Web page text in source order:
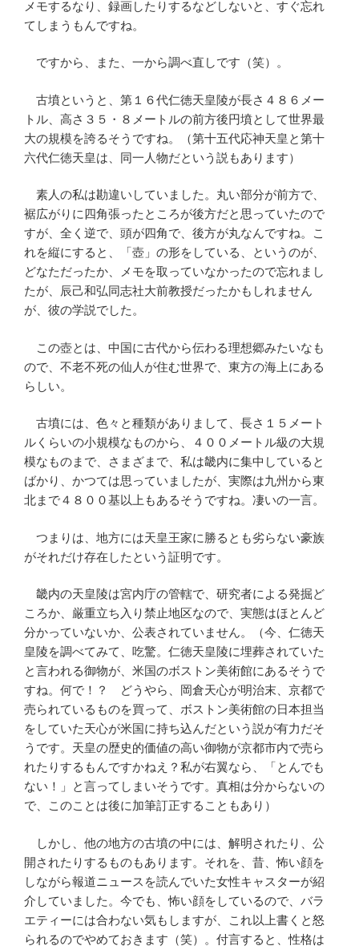
メモするなり、録画したりするなどしないと、すぐ忘れ
てしまうもんですね。
ですから、また、一から調べ直しです（笑）。
古墳というと、第１６代仁徳天皇陵が長さ４８６メー
トル、高さ３５・８メートルの前方後円墳として世界最
大の規模を誇るそうですね。（第十五代応神天皇と第十
六代仁徳天皇は、同一人物だという説もあります）
素人の私は勘違いしていました。丸い部分が前方で、
裾広がりに四角張ったところが後方だと思っていたので
すが、全く逆で、頭が四角で、後方が丸なんですね。こ
れを縦にすると、「壺」の形をしている、というのが、
どなただったか、メモを取っていなかったので忘れまし
たが、辰己和弘同志社大前教授だったかもしれません
が、彼の学説でした。
この壺とは、中国に古代から伝わる理想郷みたいなも
ので、不老不死の仙人が住む世界で、東方の海上にある
らしい。
古墳には、色々と種類がありまして、長さ１５メート
ルくらいの小規模なものから、４００メートル級の大規
模なものまで、さまざまで、私は畿内に集中していると
ばかり、かつては思っていましたが、実際は九州から東
北まで４８００基以上もあるそうですね。凄いの一言。
つまりは、地方には天皇王家に勝るとも劣らない豪族
がそれだけ存在したという証明です。
畿内の天皇陵は宮内庁の管轄で、研究者による発掘ど
ころか、厳重立ち入り禁止地区なので、実態はほとんど
分かっていないか、公表されていません。（今、仁徳天
皇陵を調べてみて、吃驚。仁徳天皇陵に埋葬されていた
と言われる御物が、米国のボストン美術館にあるそうで
すね。何で！？ どうやら、岡倉天心が明治末、京都で
売られているものを買って、ボストン美術館の日本担当
をしていた天心が米国に持ち込んだという説が有力だそ
うです。天皇の歴史的価値の高い御物が京都市内で売ら
れたりするもんですかねえ？私が右翼なら、「とんでも
ない！」と言ってしまいそうです。真相は分からないの
で、このことは後に加筆訂正することもあり）
しかし、他の地方の古墳の中には、解明されたり、公
開されたりするものもあります。それを、昔、怖い顔を
しながら報道ニュースを読んでいた女性キャスターが紹
介していました。今でも、怖い顔をしているので、バラ
エティーには合わない気もしますが、これ以上書くと怒
られるのでやめておきます（笑）。付言すると、性格は